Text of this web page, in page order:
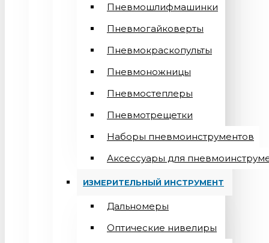
Пневмошлифмашинки
Пневмогайковерты
Пневмокраскопульты
Пневмоножницы
Пневмостеплеры
Пневмотрещетки
Наборы пневмоинструментов
Аксессуары для
ИЗМЕРИТЕЛЬНЫЙ ИНСТРУМЕНТ
Дальномеры
Оптические нивелиры